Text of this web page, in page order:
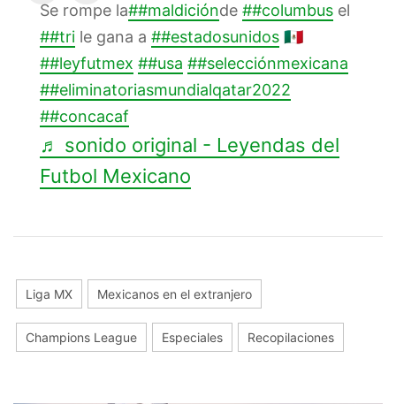
Se rompe la##maldiciónde ##columbus el
##tri le gana a ##estadosunidos 🇲🇽
##leyfutmex ##usa ##selecciónmexicana
##eliminatoriasmundialqatar2022
##concacaf
♬ sonido original - Leyendas del
Futbol Mexicano
Liga MX Mexicanos en el extranjero
Champions League Especiales Recopilaciones